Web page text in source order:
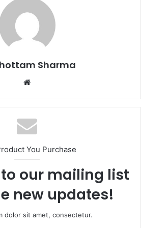
a
l
Sharma
b
s
i
e
You Purchase
our mailing list
new updates!
dolor sit amet, consectetur.